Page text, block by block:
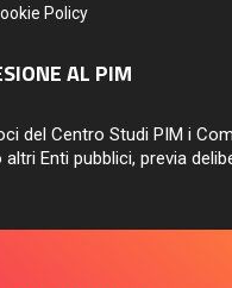
Policy
AL PIM
del Centro Studi PIM i
Enti pubblici, previa